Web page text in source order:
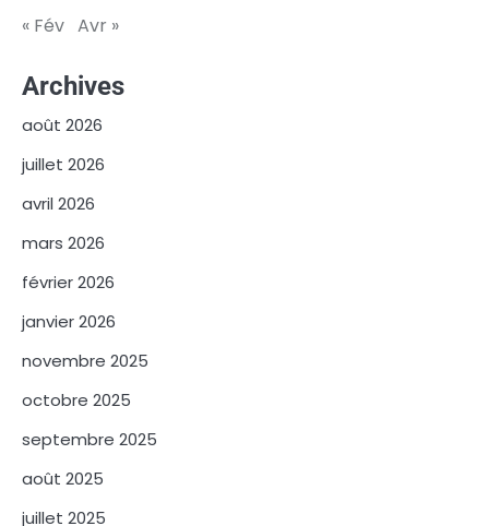
« Fév Avr »
Archives
août 2026
juillet 2026
avril 2026
mars 2026
février 2026
janvier 2026
novembre 2025
octobre 2025
septembre 2025
août 2025
juillet 2025